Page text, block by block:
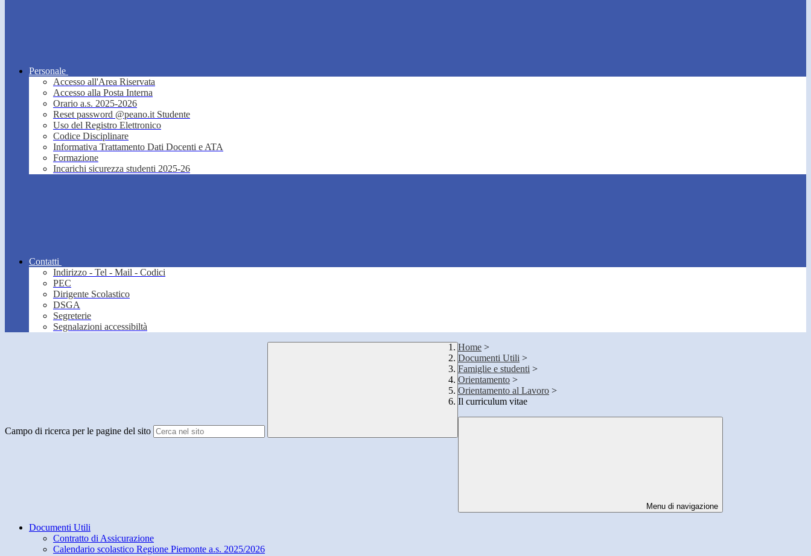
Personale
Accesso all'Area Riservata
Accesso alla Posta Interna
Orario a.s. 2025-2026
Reset password @peano.it Studente
Uso del Registro Elettronico
Codice Disciplinare
Informativa Trattamento Dati Docenti e ATA
Formazione
Incarichi sicurezza studenti 2025-26
Contatti
Indirizzo - Tel - Mail - Codici
PEC
Dirigente Scolastico
DSGA
Segreterie
Segnalazioni accessibiltà
Campo di ricerca per le pagine del sito
Home >
Documenti Utili >
Famiglie e studenti >
Orientamento >
Orientamento al Lavoro >
Il curriculum vitae
Menu di navigazione
Documenti Utili
Contratto di Assicurazione
Calendario scolastico Regione Piemonte a.s. 2025/2026